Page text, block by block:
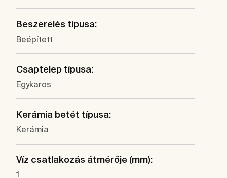
Beszerelés típusa:
Beépített
Csaptelep típusa:
Egykaros
Kerámia betét típusa:
Kerámia
Víz csatlakozás átmérője (mm):
1